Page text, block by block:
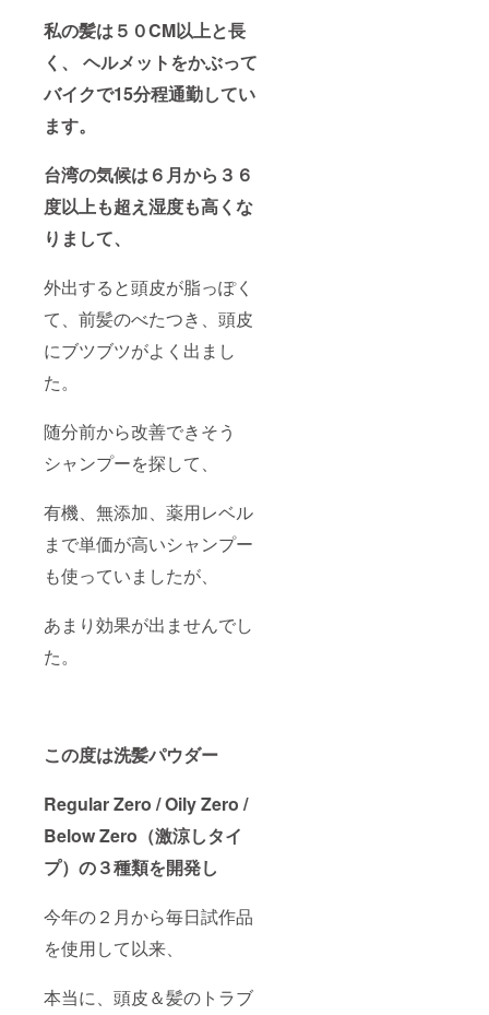
私の髪は５０CM以上と長
く、 ヘルメットをかぶって
バイクで15分程通勤してい
ます。
台湾の気候は６月から３６
度以上も超え湿度も高くな
りまして、
外出すると頭皮が脂っぽく
て、前髪のべたつき、頭皮
にブツブツがよく出まし
た。
随分前から改善できそう
シャンプーを探して、
有機、無添加、薬用レベル
まで単価が高いシャンプー
も使っていましたが、
あまり効果が出ませんでし
た。
この度は洗髪パウダー
Regular Zero / Oily Zero /
Below Zero（激涼しタイ
プ）の３種類を開発し
今年の２月から毎日試作品
を使用して以来、
本当に、頭皮＆髪のトラブ